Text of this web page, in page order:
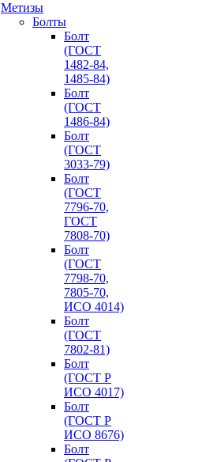
Метизы
Болты
Болт
(ГОСТ
1482-84,
1485-84)
Болт
(ГОСТ
1486-84)
Болт
(ГОСТ
3033-79)
Болт
(ГОСТ
7796-70,
ГОСТ
7808-70)
Болт
(ГОСТ
7798-70,
7805-70,
ИСО 4014)
Болт
(ГОСТ
7802-81)
Болт
(ГОСТ Р
ИСО 4017)
Болт
(ГОСТ Р
ИСО 8676)
Болт